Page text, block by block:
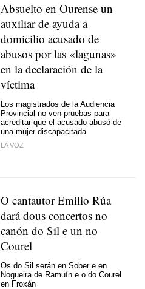
Absuelto en Ourense un
auxiliar de ayuda a
domicilio acusado de
abusos por las «lagunas»
en la declaración de la
víctima
Los magistrados de la Audiencia
Provincial no ven pruebas para
acreditar que el acusado abusó de
una mujer discapacitada
LA VOZ
O cantautor Emilio Rúa
dará dous concertos no
canón do Sil e un no
Courel
Os do Sil serán en Sober e en
Nogueira de Ramuín e o do Courel
en Froxán